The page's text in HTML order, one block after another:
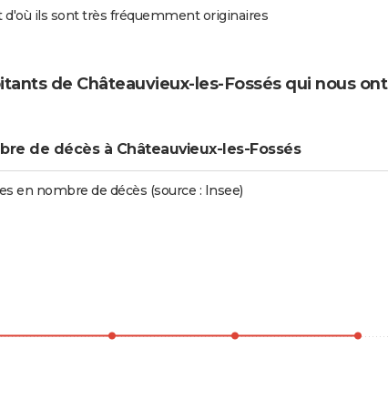
ils sont très fréquemment originaires
de Châteauvieux-les-Fossés qui nous ont
de décès à Châteauvieux-les-Fossés
en nombre de décès (source : Insee)